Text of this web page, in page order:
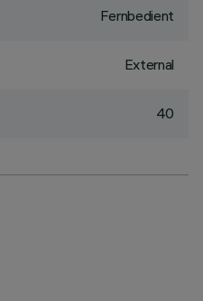
Fernbedient
External
40